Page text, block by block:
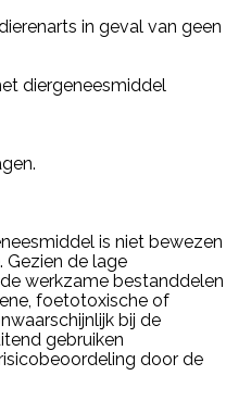
in geval van geen
diergeneesmiddel
is niet bewezen
de lage
werkzame bestanddelen
foetotoxische of
bij de
gebruiken
door de